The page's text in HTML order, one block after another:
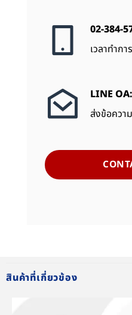
02-384-
เวลาทำก
LINE
ส่งข้อควา
สินค้าที่เกี่ยวข้อง